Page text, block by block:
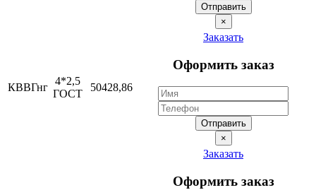
Отправить
×
КВВГнг
4*2,5
ГОСТ
50428,86
Заказать
Оформить заказ
Отправить
×
Заказать
Оформить заказ